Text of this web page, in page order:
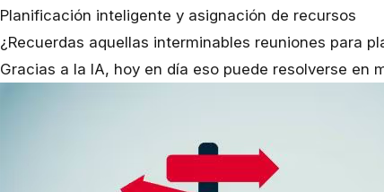
Planificación inteligente y asignación de recursos
¿Recuerdas aquellas interminables reuniones para
Gracias a la IA, hoy en día eso puede resolverse en